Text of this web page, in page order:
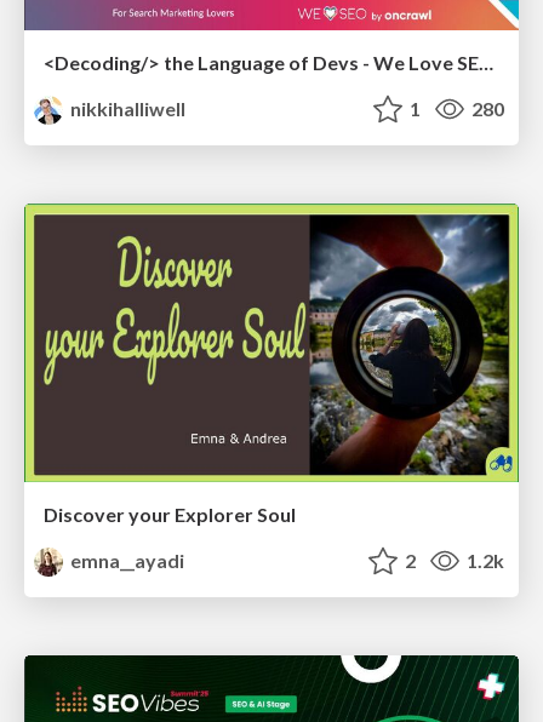
<Decoding/> the Language of Devs - We Love SEO 2024
nikkihalliwell
1 280
Discover your Explorer Soul
emna__ayadi
2 1.2k